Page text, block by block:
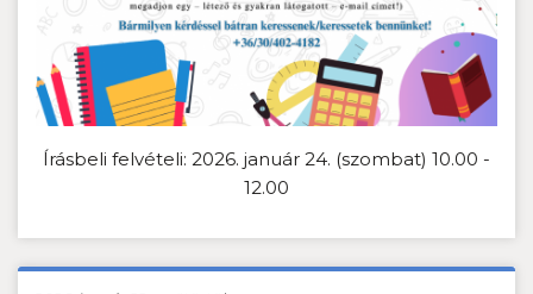
Írásbeli felvételi: 2026. január 24. (szombat) 10.00 -
12.00